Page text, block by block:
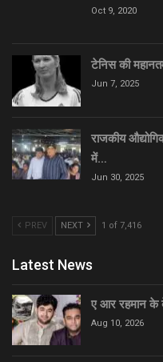
Oct 9, 2020
टेनिस की
Jun 7, 2025
राजकीय
में…
Jun 30, 2025
PREV NEXT 1 of 7,416
Latest News
ए आर रहमान के
Aug 10, 2026